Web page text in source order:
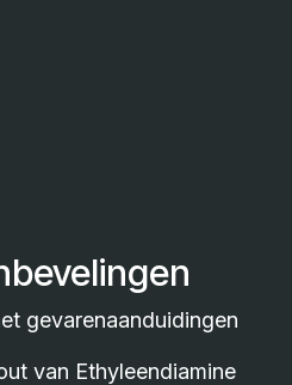
gevarenaanduidingen
van Ethyleendiamine